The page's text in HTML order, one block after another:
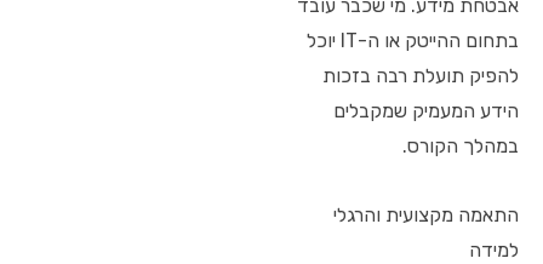
אבטחת מידע. מי שכבר עובד
בתחום ההייטק או ה-IT יוכל
להפיק תועלת רבה בזכות
הידע המעמיק שמקבלים
במהלך הקורס.
התאמה מקצועית והרגלי
למידה